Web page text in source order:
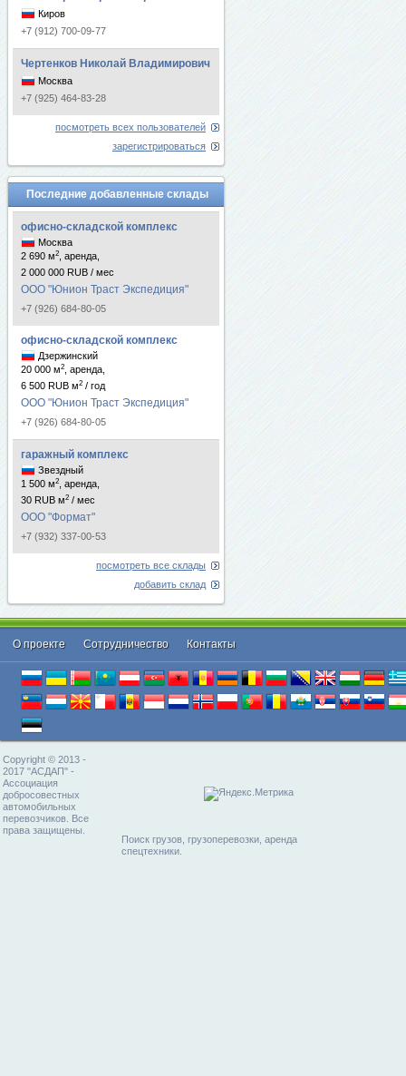
Киров
+7 (912) 700-09-77
Чертенков Николай Владимирович
Москва
+7 (925) 464-83-28
посмотреть всех пользователей
зарегистрироваться
Последние добавленные склады
офисно-складской комплекс
Москва
2 690 м2
, аренда,
2 000 000 RUB / мес
ООО "Юнион Траст Экспедиция"
+7 (926) 684-80-05
офисно-складской комплекс
Дзержинский
20 000 м2
, аренда,
6 500 RUB м2 / год
ООО "Юнион Траст Экспедиция"
+7 (926) 684-80-05
гаражный комплекс
Звездный
1 500 м2
, аренда,
30 RUB м2 / мес
ООО "Формат"
+7 (932) 337-00-53
посмотреть все склады
добавить склад
О проекте Cотрудничество Контакты
Copyright © 2013 -
2017 "АСДАП" -
Ассоциация
добросовестных
автомобильных
перевозчиков. Все
права защищены.
Поиск грузов, грузоперевозки, аренда
спецтехники.